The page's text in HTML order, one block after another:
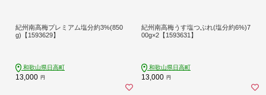
紀州南高梅プレミアム塩分約3%(850
g)【1593629】
和歌山県日高町
13,000 円
紀州南高梅うす塩つぶれ(塩分約6%)7
00g×2【1593631】
和歌山県日高町
13,000 円